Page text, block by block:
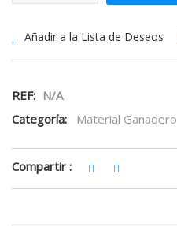
Añadir a la Lista de Deseos
REF: N/A
Categoría:
Material Ganadero
Compartir :